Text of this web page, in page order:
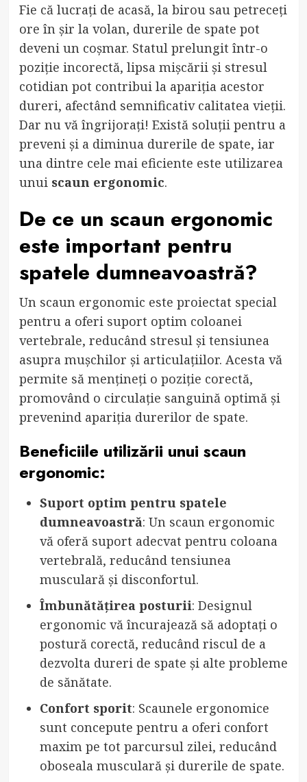
Fie că lucrați de acasă, la birou sau petreceți
ore în șir la volan, durerile de spate pot
deveni un coșmar. Statul prelungit într-o
poziție incorectă, lipsa mișcării și stresul
cotidian pot contribui la apariția acestor
dureri, afectând semnificativ calitatea vieții.
Dar nu vă îngrijorați! Există soluții pentru a
preveni și a diminua durerile de spate, iar
una dintre cele mai eficiente este utilizarea
unui scaun ergonomic.
De ce un scaun ergonomic
este important pentru
spatele dumneavoastră?
Un scaun ergonomic este proiectat special
pentru a oferi suport optim coloanei
vertebrale, reducând stresul și tensiunea
asupra mușchilor și articulațiilor. Acesta vă
permite să mențineți o poziție corectă,
promovând o circulație sanguină optimă și
prevenind apariția durerilor de spate.
Beneficiile utilizării unui scaun
ergonomic:
Suport optim pentru spatele
dumneavoastră: Un scaun ergonomic
vă oferă suport adecvat pentru coloana
vertebrală, reducând tensiunea
musculară și disconfortul.
Îmbunătățirea posturii: Designul
ergonomic vă încurajează să adoptați o
postură corectă, reducând riscul de a
dezvolta dureri de spate și alte probleme
de sănătate.
Confort sporit: Scaunele ergonomice
sunt concepute pentru a oferi confort
maxim pe tot parcursul zilei, reducând
oboseala musculară și durerile de spate.